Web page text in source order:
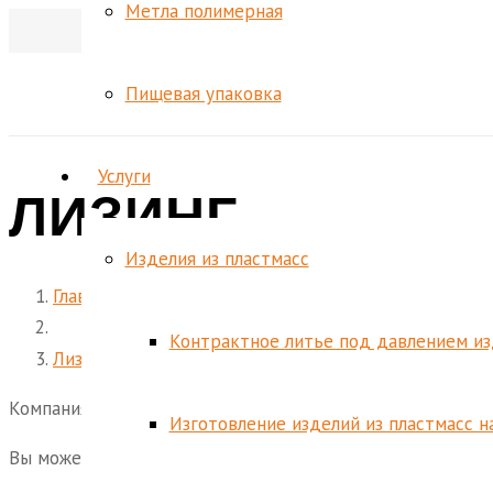
Метла полимерная
Пищевая упаковка
Услуги
Изделия из пластмасс
Контрактное литье под давлением
Изготовление изделий из пластмасс
ЛИЗИНГ
Главная
Лизинг
Компания ЭНТЕК предоставляет возможность
Вы можете предложить свою компанию, либо